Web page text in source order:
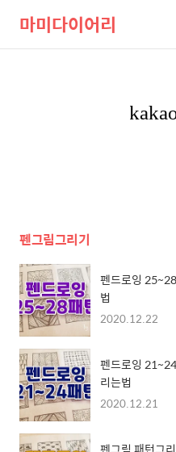
마미다이어리
펜그림그리기
펜드로잉
법
2020.12.22
펜드로잉
리는법
2020.12.21